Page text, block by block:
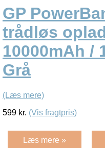
GP
trådløs
10000mAh /
Grå
(Læs mere)
599 kr. (Vis fragtpris)
Læs mere »